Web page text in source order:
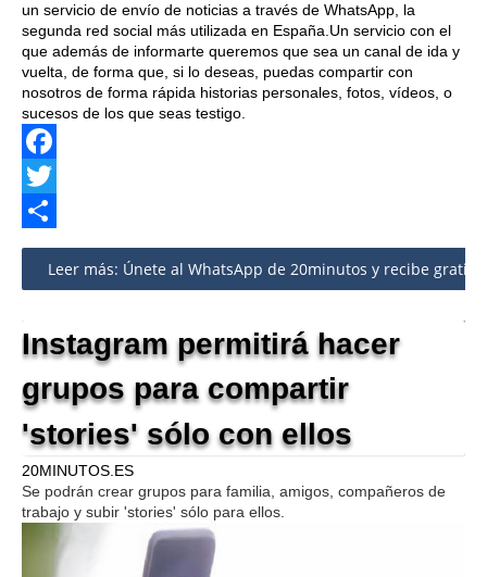
un servicio de envío de noticias a través de WhatsApp, la
segunda red social más utilizada en España.Un servicio con el
que además de informarte queremos que sea un canal de ida y
vuelta, de forma que, si lo deseas, puedas compartir con
nosotros de forma rápida historias personales, fotos, vídeos, o
sucesos de los que seas testigo.
Facebook
Twitter
Share
Leer más: Únete al WhatsApp de 20minutos y recibe gratis
Instagram permitirá hacer
grupos para compartir
'stories' sólo con ellos
20MINUTOS.ES
Se podrán crear grupos para familia, amigos, compañeros de
trabajo y subir 'stories' sólo para ellos.